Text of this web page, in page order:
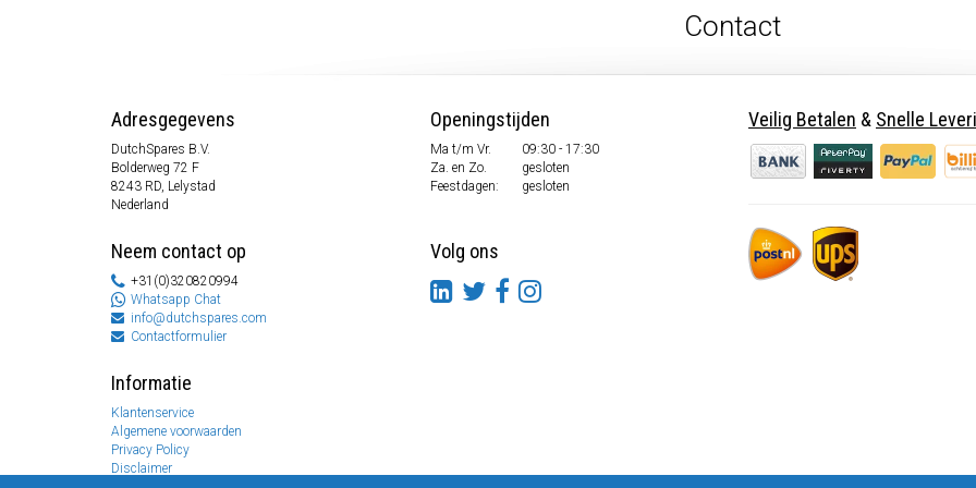
Contact
Adresgegevens
DutchSpares B.V.
Bolderweg 72 F
8243 RD, Lelystad
Nederland
Neem contact op
+31(0)320820994
Whatsapp Chat
info@dutchspares.com
Contactformulier
Informatie
Klantenservice
Algemene voorwaarden
Privacy Policy
Disclaimer
Openingstijden
Ma t/m Vr.
09:30 - 17:30
Za. en Zo.
gesloten
Feestdagen:
gesloten
Volg ons
Veilig Betalen & Snelle